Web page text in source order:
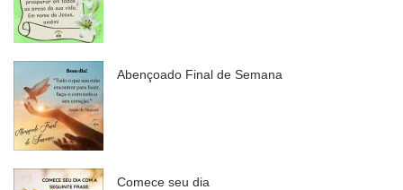
Abençoado Final de Semana
Comece seu dia